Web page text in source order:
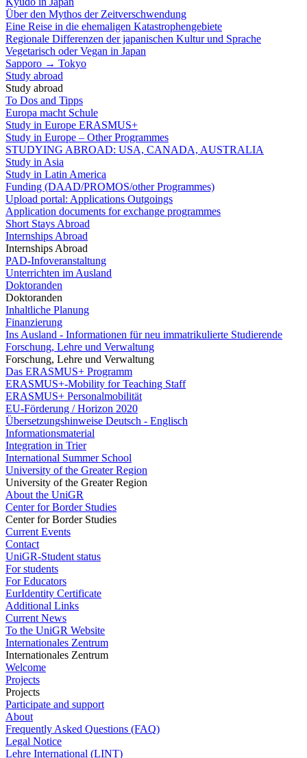
Über den Mythos der Zeitverschwendung
Eine Reise in die ehemaligen Katastrophengebiete
Regionale Differenzen der japanischen Kultur und Sprache
Vegetarisch oder Vegan in Japan
Sapporo → Tokyo
Study abroad
Study abroad
To Dos and Tipps
Europa macht Schule
Study in Europe ERASMUS+
Study in Europe – Other Programmes
STUDYING ABROAD: USA, CANADA, AUSTRALIA
Study in Asia
Study in Latin America
Funding (DAAD/PROMOS/other Programmes)
Upload portal: Applications Outgoings
Application documents for exchange programmes
Short Stays Abroad
Internships Abroad
Internships Abroad
PAD-Infoveranstaltung
Unterrichten im Ausland
Doktoranden
Doktoranden
Inhaltliche Planung
Finanzierung
Ins Ausland - Informationen für neu immatrikulierte Studierende
Forschung, Lehre und Verwaltung
Forschung, Lehre und Verwaltung
Das ERASMUS+ Programm
ERASMUS+-Mobility for Teaching Staff
ERASMUS+ Personalmobilität
EU-Förderung / Horizon 2020
Übersetzungshinweise Deutsch - Englisch
Informationsmaterial
Integration in Trier
International Summer School
University of the Greater Region
University of the Greater Region
About the UniGR
Center for Border Studies
Center for Border Studies
Current Events
Contact
UniGR-Student status
For students
For Educators
EurIdentity Certificate
Additional Links
Current News
To the UniGR Website
Internationales Zentrum
Internationales Zentrum
Welcome
Projects
Projects
Participate and support
About
Frequently Asked Questions (FAQ)
Legal Notice
Lehre International (LINT)